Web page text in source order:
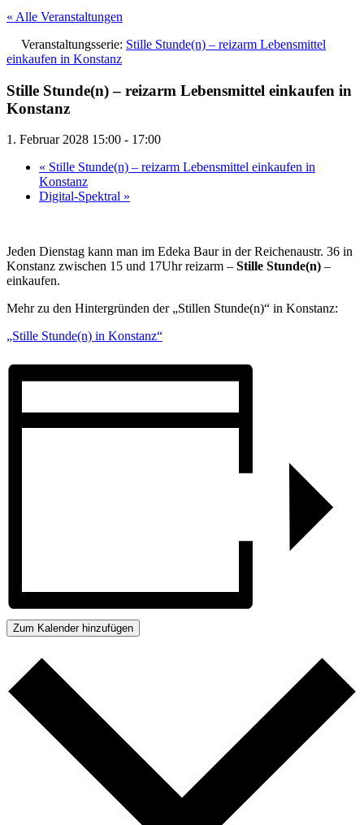
« Alle Veranstaltungen
Veranstaltungsserie: Stille Stunde(n) – reizarm Lebensmittel
einkaufen in Konstanz
Stille Stunde(n) – reizarm Lebensmittel einkaufen in
Konstanz
1. Februar 2028 15:00 - 17:00
« Stille Stunde(n) – reizarm Lebensmittel einkaufen in
Konstanz
Digital-Spektral »
Jeden Dienstag kann man im Edeka Baur in der Reichenaustr. 36 in
Konstanz zwischen 15 und 17Uhr reizarm – Stille Stunde(n) –
einkaufen.
Mehr zu den Hintergründen der „Stillen Stunde(n)“ in Konstanz:
„Stille Stunde(n) in Konstanz“
Zum Kalender hinzufügen